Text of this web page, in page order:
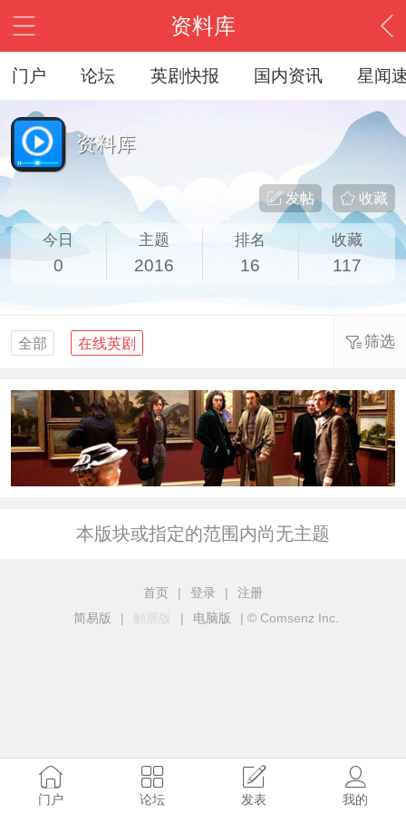
资料库
门户 论坛 英剧快报 国内资讯 星闻
资料库
收藏
发帖
今日
0
主题
2016
排名
16
收藏
117
全部 在线英剧 筛选
本版块或指定的范围内尚无主题
首页 | 登录 |
注册
简易版
| 触屏版 | 电脑版 | © Comsenz Inc.
门户 论坛 发表 我的